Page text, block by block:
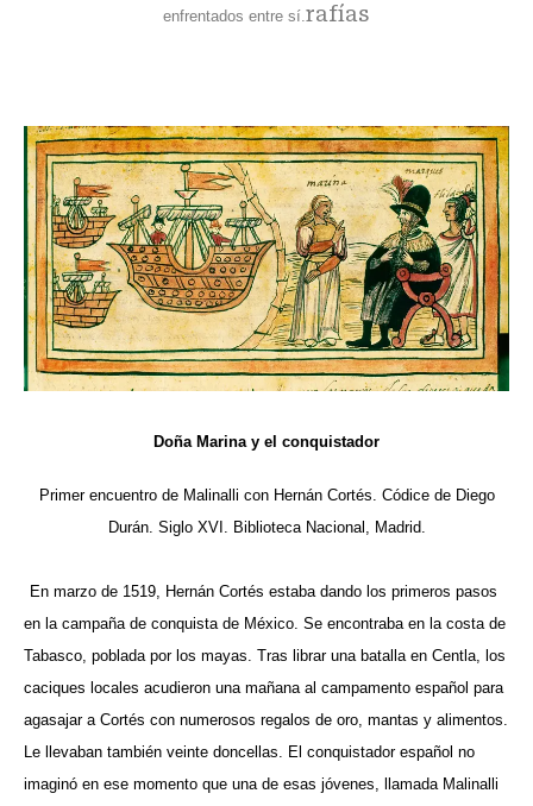
enfrentados entre sí.rafías
Doña Marina y el conquistador
Primer encuentro de Malinalli con Hernán Cortés. Códice de Diego
Durán. Siglo XVI. Biblioteca Nacional, Madrid.
En marzo de 1519, Hernán Cortés estaba dando los primeros pasos
en la campaña de conquista de México. Se encontraba en la costa de
Tabasco, poblada por los mayas. Tras librar una batalla en Centla, los
caciques locales acudieron una mañana al campamento español para
agasajar a Cortés con numerosos regalos de oro, mantas y alimentos.
Le llevaban también veinte doncellas. El conquistador español no
imaginó en ese momento que una de esas jóvenes, llamada Malinalli